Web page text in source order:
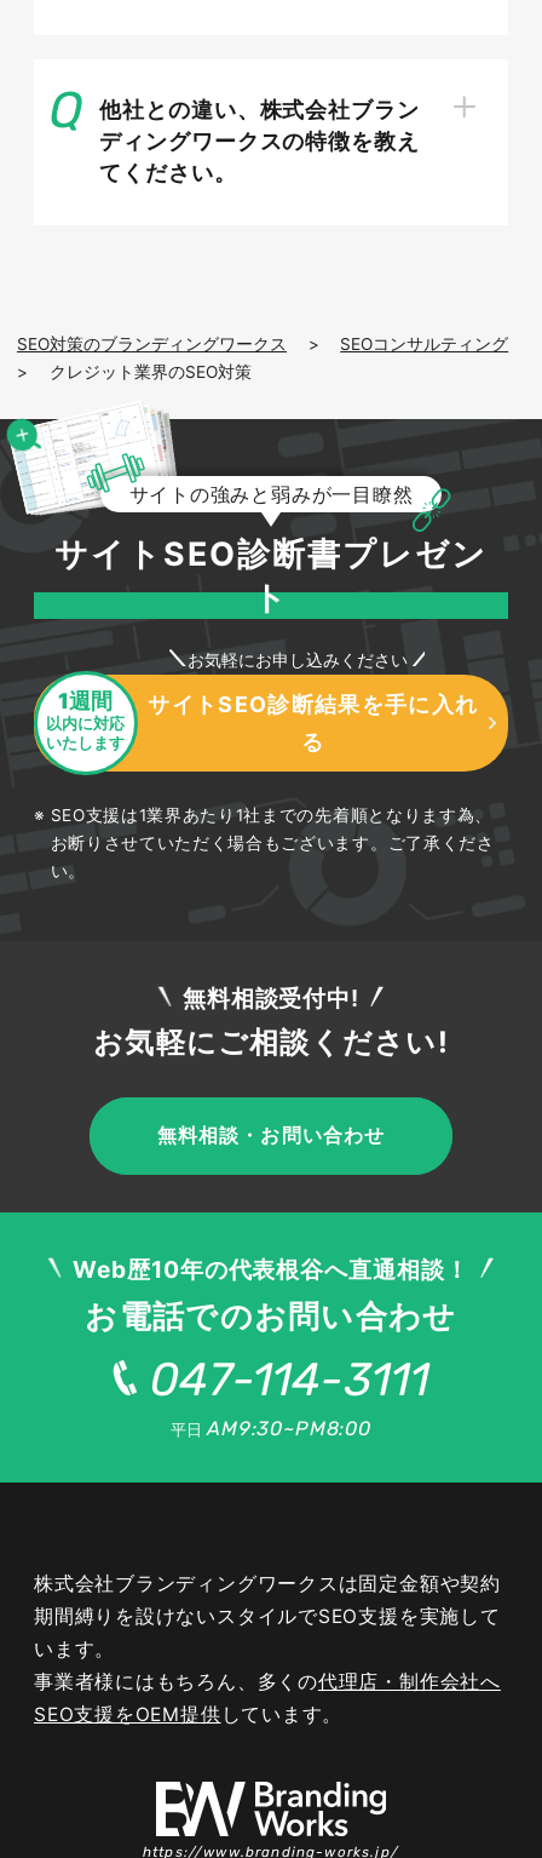
施策の優先順位と成果が出るまでの期
順位づけが欠かせません。まずは技術的な不備を
解消する内部対策を整え、その後に検索ニーズの
高いコンテンツ制作へ注力するのが効率的です。
SEOは広告のように即効性はなく、一般的に成果
が表れ始めるまで数か月から半年以上を要しま
す。特に競争の激しいクレジット分野では時間が
かかりやすいため、短期での順位変動に一喜一憂
せず、計画的に施策を継続できる体制を整えてお
くことが重要になります。
目標から逆算したKPI設計の考え方
SEOを成果につなげるには、最終目標であるカー
遷移率、申込完了率といった段階ごとの指標を設
定し、どこに課題があるかを可視化します。こう
で判断でき、改善すべき箇所を特定しやすくなり
ます。目標と現状の差を埋める形でPDCAを回す
前提が、継続的な成果につながります。
クレジット関連キーワードの選定と設
が成果への第一歩です。
他社との違い、株式会社ブラン
ディングワークスの特徴を教え
てください。
SEO対策のブランディングワークス >
SEOコンサルティング
>
クレジット業界のSEO対策
サイトの強みと弱みが一目瞭然
サイトSEO診断書プレゼン
ト
お気軽にお申し込みください
1週間
以内に対応
いたします
サイトSEO診断結果を手に入れ
る
SEO支援は1業界あたり1社までの先着順となります為、
お断りさせていただく場合もございます。ご了承くださ
い。
無料相談受付中!
お気軽にご相談ください!
無料相談・お問い合わせ
Web歴10年の代表根谷へ直通相談！
お電話でのお問い合わせ
047-114-3111
平日AM9:30~PM8:00
株式会社ブランディングワークスは固定金額や契約
期間縛りを設けないスタイルでSEO支援を実施して
います。
事業者様にはもちろん、多くの代理店・制作会社へ
SEO支援をOEM提供 しています。
https://www.branding-works.jp/